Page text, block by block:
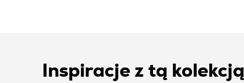
Inspiracje z tą kolekcją